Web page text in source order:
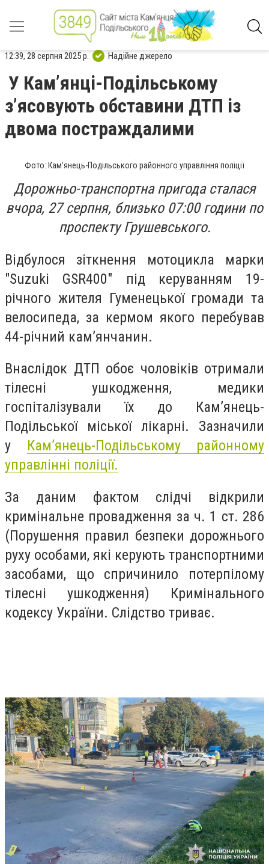
12:39, 28 серпня 2025 р. Надійне джерело
У Камʼянці-Подільському
зʼясовують обставини ДТП із
двома постраждалими
Фото: Кам’янець-Подільського районного управління поліції
Дорожньо-транспортна пригода сталася
вчора, 27 серпня, близько 07:00 години по
проспекту Грушевського.
Відбулося зіткнення мотоцикла марки
"Suzuki GSR400" під керуванням 19-
річного жителя Гуменецької громади та
велосипеда, за кермом якого перебував
44-річний камʼянчанин.
Внаслідок ДТП обоє чоловіків отримали
тілесні ушкодження, медики
госпіталізували їх до Камʼянець-
Подільської міської лікарні. Зазначили
у Кам’янець-Подільському районному
управлінні поліції.
За даним фактом слідчі відкрили
кримінальне провадження за ч. 1 ст. 286
(Порушення правил безпеки дорожнього
руху особами, які керують транспортними
засобами, що спричинило потерпілому
тілесні ушкодження) Кримінального
кодексу України. Слідство триває.